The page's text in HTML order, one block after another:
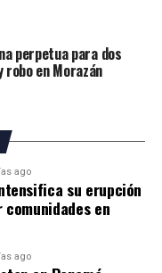
desempeño a la
fiscales
que Panamá
más bajas del
otorgados a
de Colón,
el sector
perpetua para dos
robo en Morazán
ago
su erupción
en
ago